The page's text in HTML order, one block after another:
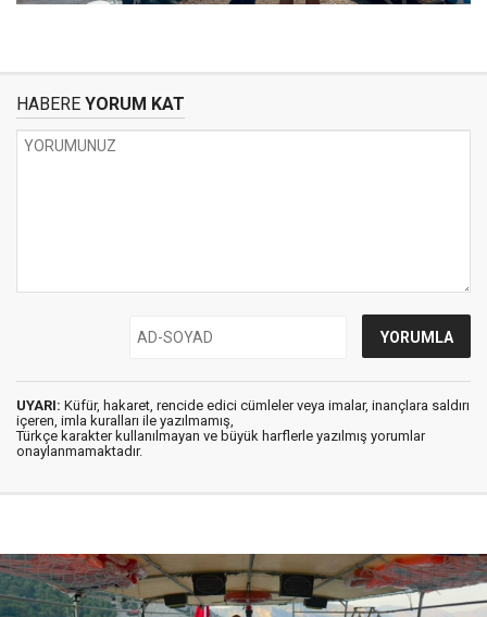
HABERE YORUM KAT
UYARI: Küfür, hakaret, rencide edici cümleler veya imalar, inançlara saldırı
içeren, imla kuralları ile yazılmamış,
Türkçe karakter kullanılmayan ve büyük harflerle yazılmış yorumlar
onaylanmamaktadır.